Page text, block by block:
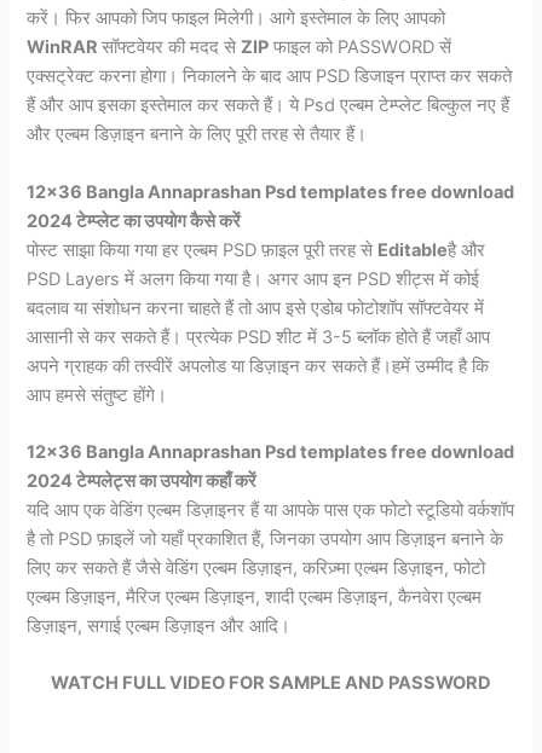
करें। फिर आपको जिप फाइल मिलेगी। आगे इस्तेमाल के लिए आपको
WinRARसॉफ्टवेयर की मदद सेZIP फाइल को PASSWORD सें
एक्सट्रेक्ट करना होगा। निकालने के बाद आप PSD डिजाइन प्राप्त कर सकते
हैं और आप इसका इस्तेमाल कर सकते हैं। ये Psd एल्बम टेम्प्लेट बिल्कुल नए हैं
और एल्बम डिज़ाइन बनाने के लिए पूरी तरह से तैयार हैं।
12×36 Bangla Annaprashan Psd templates free download
2024टेम्प्लेट का उपयोग कैसे करें
पोस्ट साझा किया गया हर एल्बम PSD फ़ाइल पूरी तरह से Editableहै और
PSD Layers में अलग किया गया है। अगर आप इन PSD शीट्स में कोई
बदलाव या संशोधन करना चाहते हैं तो आप इसे एडोब फोटोशॉप सॉफ्टवेयर में
आसानी से कर सकते हैं। प्रत्येक PSD शीट में 3-5 ब्लॉक होते हैं जहाँ आप
अपने ग्राहक की तस्वीरें अपलोड या डिज़ाइन कर सकते हैं।हमें उम्मीद है कि
आप हमसे संतुष्ट होंगे।
12×36 Bangla Annaprashan Psd templates free download
2024टेम्पलेट्स का उपयोग कहाँ करें
यदि आप एक वेडिंग एल्बम डिज़ाइनर हैं या आपके पास एक फोटो स्टूडियो वर्कशॉप
है तो PSD फ़ाइलें जो यहाँ प्रकाशित हैं, जिनका उपयोग आप डिज़ाइन बनाने के
लिए कर सकते हैं जैसे वेडिंग एल्बम डिज़ाइन, करिज़्मा एल्बम डिज़ाइन, फोटो
एल्बम डिज़ाइन, मैरिज एल्बम डिज़ाइन, शादी एल्बम डिज़ाइन, कैनवेरा एल्बम
डिज़ाइन, सगाई एल्बम डिज़ाइन और आदि।
WATCH FULL VIDEO FOR SAMPLE AND PASSWORD